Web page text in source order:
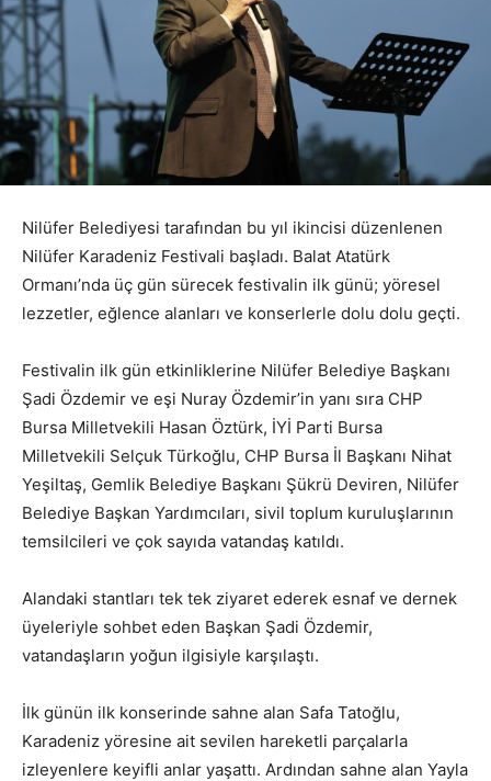
Nilüfer Belediyesi tarafından bu yıl ikincisi düzenlenen
Nilüfer Karadeniz Festivali başladı. Balat Atatürk
Ormanı’nda üç gün sürecek festivalin ilk günü; yöresel
lezzetler, eğlence alanları ve konserlerle dolu dolu geçti.
Festivalin ilk gün etkinliklerine Nilüfer Belediye Başkanı
Şadi Özdemir ve eşi Nuray Özdemir’in yanı sıra CHP
Bursa Milletvekili Hasan Öztürk, İYİ Parti Bursa
Milletvekili Selçuk Türkoğlu, CHP Bursa İl Başkanı Nihat
Yeşiltaş, Gemlik Belediye Başkanı Şükrü Deviren, Nilüfer
Belediye Başkan Yardımcıları, sivil toplum kuruluşlarının
temsilcileri ve çok sayıda vatandaş katıldı.
Alandaki stantları tek tek ziyaret ederek esnaf ve dernek
üyeleriyle sohbet eden Başkan Şadi Özdemir,
vatandaşların yoğun ilgisiyle karşılaştı.
İlk günün ilk konserinde sahne alan Safa Tatoğlu,
Karadeniz yöresine ait sevilen hareketli parçalarla
izleyenlere keyifli anlar yaşattı. Ardından sahne alan Yayla